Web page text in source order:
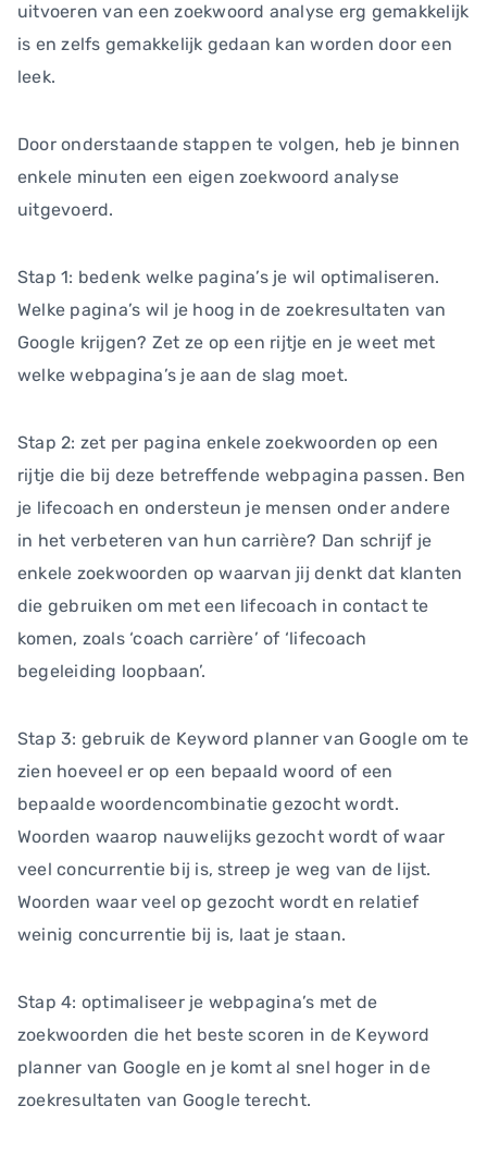
uitvoeren van een zoekwoord analyse erg gemakkelijk
is en zelfs gemakkelijk gedaan kan worden door een
leek.
Door onderstaande stappen te volgen, heb je binnen
enkele minuten een eigen zoekwoord analyse
uitgevoerd.
Stap 1: bedenk welke pagina’s je wil optimaliseren.
Welke pagina’s wil je hoog in de zoekresultaten van
Google krijgen? Zet ze op een rijtje en je weet met
welke webpagina’s je aan de slag moet.
Stap 2: zet per pagina enkele zoekwoorden op een
rijtje die bij deze betreffende webpagina passen. Ben
je lifecoach en ondersteun je mensen onder andere
in het verbeteren van hun carrière? Dan schrijf je
enkele zoekwoorden op waarvan jij denkt dat klanten
die gebruiken om met een lifecoach in contact te
komen, zoals ‘coach carrière’ of ‘lifecoach
begeleiding loopbaan’.
Stap 3: gebruik de Keyword planner van Google om te
zien hoeveel er op een bepaald woord of een
bepaalde woordencombinatie gezocht wordt.
Woorden waarop nauwelijks gezocht wordt of waar
veel concurrentie bij is, streep je weg van de lijst.
Woorden waar veel op gezocht wordt en relatief
weinig concurrentie bij is, laat je staan.
Stap 4: optimaliseer je webpagina’s met de
zoekwoorden die het beste scoren in de Keyword
planner van Google en je komt al snel hoger in de
zoekresultaten van Google terecht.